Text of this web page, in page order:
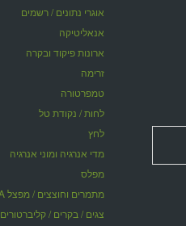
אוגרי נתונים / רשמים
אנאליטיקה
ארונות פיקוד ובקרה
זרימה
טמפרטורה
לחות / נקודת טל
לחץ
מדי אנרגיה ומוני אנרגיה
מפלס
מתמרים וחוצצים / מפצל 4-20mA
צגים / בקרים / קליברטורים